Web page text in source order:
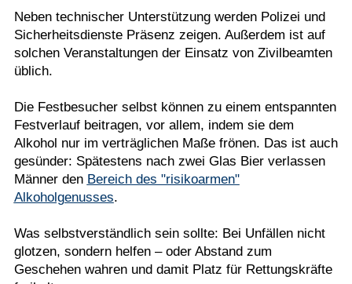
Neben technischer Unterstützung werden Polizei und
Sicherheitsdienste Präsenz zeigen. Außerdem ist auf
solchen Veranstaltungen der Einsatz von Zivilbeamten
üblich.
Die Festbesucher selbst können zu einem entspannten
Festverlauf beitragen, vor allem, indem sie dem
Alkohol nur im verträglichen Maße frönen. Das ist auch
gesünder: Spätestens nach zwei Glas Bier verlassen
Männer den Bereich des "risikoarmen"
Alkoholgenusses.
Was selbstverständlich sein sollte: Bei Unfällen nicht
glotzen, sondern helfen – oder Abstand zum
Geschehen wahren und damit Platz für Rettungskräfte